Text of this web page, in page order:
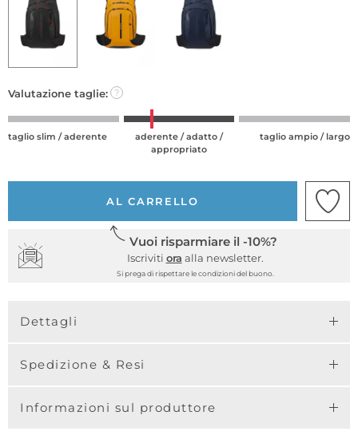
Valutazione taglie: ?
taglio slim / aderente
aderente / adatto /
appropriato
taglio ampio / largo
AL CARRELLO
Vuoi risparmiare il -10%?
Iscriviti ora alla newsletter.
Si prega di rispettare le condizioni del buono.
Dettagli
Spedizione & Resi
Informazioni sul produttore